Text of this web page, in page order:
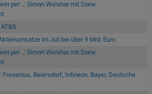
per ..: Simon Weishar mit Szew
im Juli bei über 9 Mrd. Euro
per ..: Simon Weishar mit Szew
Fresenius, Beiersdorf, Infineon, Bayer, Deutsche